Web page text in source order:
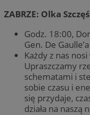
ZABRZE: Olka
Godz. 18:00,
Gen. De
Każdy z nas
Upraszczamy
schematami i
sobie czasu i
się przydaje,
działa na naszą